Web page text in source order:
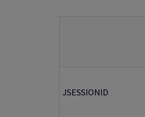
JSESSIONID